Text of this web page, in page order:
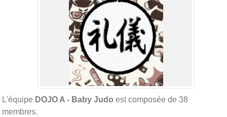
L'équipe DOJO A - Baby Judo est composée de 38
membres.